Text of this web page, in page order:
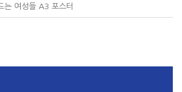
는 여성들 A3 포스터